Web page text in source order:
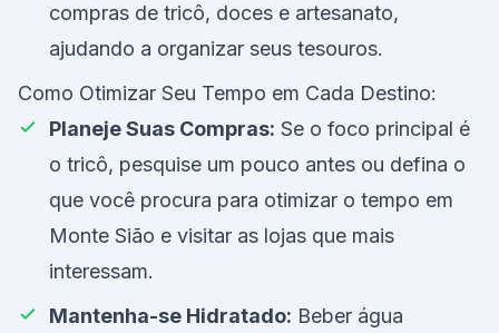
compras de tricô, doces e artesanato,
ajudando a organizar seus tesouros.
Como Otimizar Seu Tempo em Cada Destino:
Planeje Suas Compras: Se o foco principal é
o tricô, pesquise um pouco antes ou defina o
que você procura para otimizar o tempo em
Monte Sião e visitar as lojas que mais
interessam.
Mantenha-se Hidratado: Beber água